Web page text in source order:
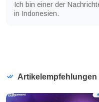
Ich bin einer der
in Indonesien.
Artikelempfehlungen